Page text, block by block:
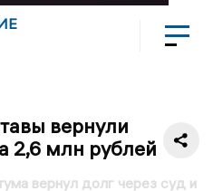
вернули
2,6 млн рублей
вернул долг через суд и